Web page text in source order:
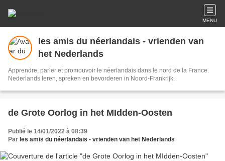
MENU
les amis du néerlandais - vrienden van
het Nederlands
Apprendre, parler et promouvoir le néerlandais dans le nord de la France.
Nederlands leren, spreken en bevorderen in Noord-Frankrijk.
de Grote Oorlog in het MIdden-Oosten
Publié le 14/01/2022 à 08:39
Par les amis du néerlandais - vrienden van het Nederlands